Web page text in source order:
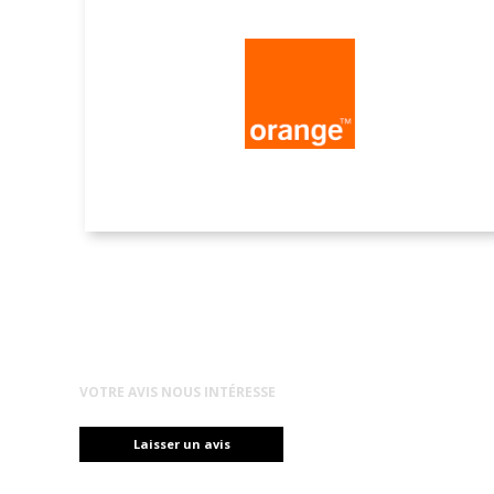
VOTRE AVIS NOUS INTÉRESSE
Laisser un avis